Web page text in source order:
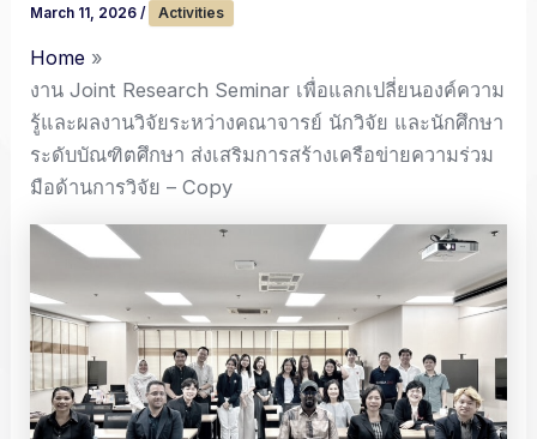
March 11, 2026/ Activities
Home
งาน Joint Research Seminar เพื่อแลกเปลี่ยนองค์ความ
รู้และผลงานวิจัยระหว่างคณาจารย์ นักวิจัย และนักศึกษา
ระดับบัณฑิตศึกษา ส่งเสริมการสร้างเครือข่ายความร่วม
มือด้านการวิจัย – Copy